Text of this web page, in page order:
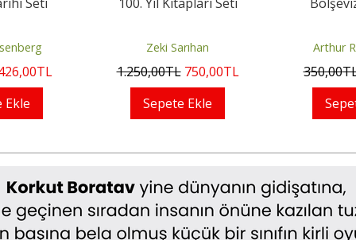
,00TL
Ekle
Zeki Sarıhan
1.250,00TL 750,00TL
Sepete Ekle
Arthur
350,00